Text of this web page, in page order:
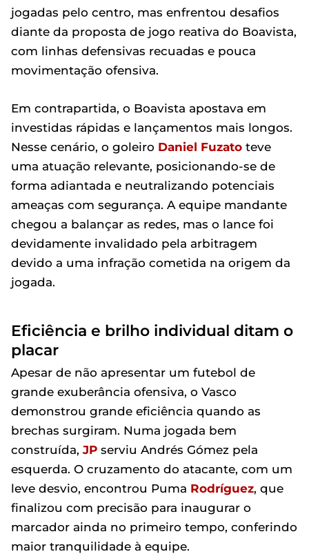
jogadas pelo centro, mas enfrentou desafios
diante da proposta de jogo reativa do Boavista,
com linhas defensivas recuadas e pouca
movimentação ofensiva.
Em contrapartida, o Boavista apostava em
investidas rápidas e lançamentos mais longos.
Nesse cenário, o goleiro Daniel Fuzato teve
uma atuação relevante, posicionando-se de
forma adiantada e neutralizando potenciais
ameaças com segurança. A equipe mandante
chegou a balançar as redes, mas o lance foi
devidamente invalidado pela arbitragem
devido a uma infração cometida na origem da
jogada.
Eficiência e brilho individual ditam o
placar
Apesar de não apresentar um futebol de
grande exuberância ofensiva, o Vasco
demonstrou grande eficiência quando as
brechas surgiram. Numa jogada bem
construída, JP serviu Andrés Gómez pela
esquerda. O cruzamento do atacante, com um
leve desvio, encontrou Puma Rodríguez, que
finalizou com precisão para inaugurar o
marcador ainda no primeiro tempo, conferindo
maior tranquilidade à equipe.